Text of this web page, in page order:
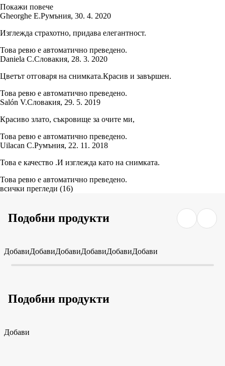
Покажи повече
Gheorghe E.Румъния, 30. 4. 2020
Изглежда страхотно, придава елегантност.
Това ревю е автоматично преведено.
Daniela C.Словакия, 28. 3. 2020
Цветът отговаря на снимката.Красив и завършен.
Това ревю е автоматично преведено.
Salón V.Словакия, 29. 5. 2019
Красиво злато, съкровище за очите ми,
Това ревю е автоматично преведено.
Uilacan C.Румъния, 22. 11. 2018
Това е качество .И изглежда като на снимката.
Това ревю е автоматично преведено.
всички прегледи (16)
Подобни продукти
ДобавиДобавиДобавиДобавиДобавиДобави
Подобни продукти
Добави